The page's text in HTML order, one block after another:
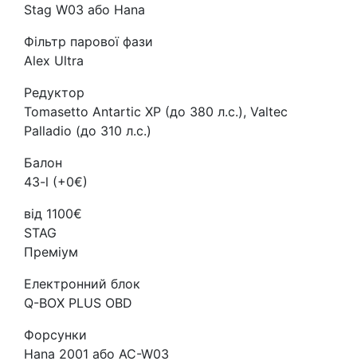
Stag W03 або Hana
Фільтр парової фази
Alex Ultra
Редуктор
Tomasetto Antartic XP (до 380 л.с.), Valtec
Palladio (до 310 л.с.)
Балон
43-l (+0€)
від 1100€
STAG
Преміум
Електронний блок
Q-BOX PLUS OBD
Форсунки
Hana 2001 або AC-W03